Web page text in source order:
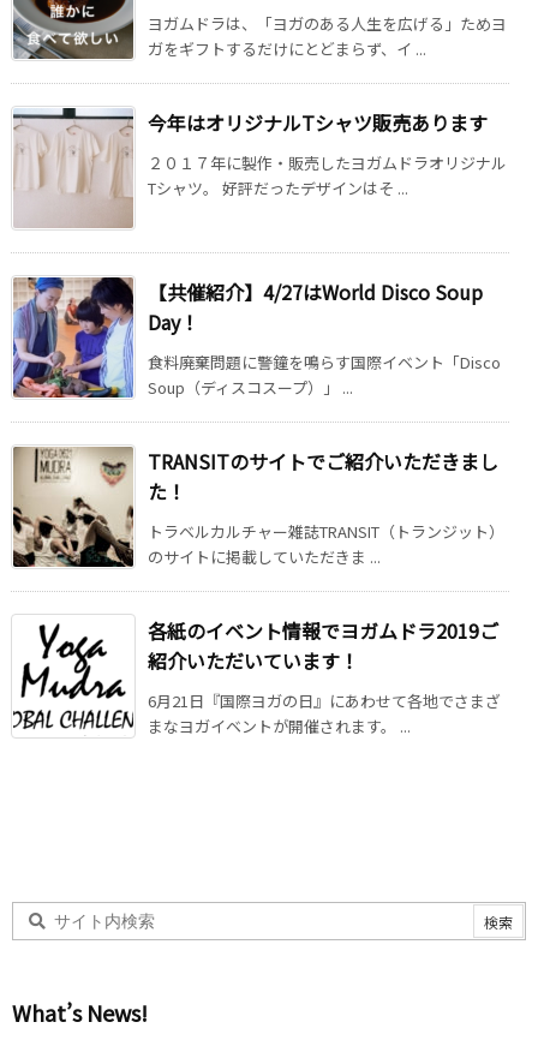
ヨガムドラは、「ヨガのある人生を広げる」ためヨ
ガをギフトするだけにとどまらず、イ ...
今年はオリジナルTシャツ販売あります
２０１７年に製作・販売したヨガムドラオリジナル
Tシャツ。 好評だったデザインはそ ...
【共催紹介】4/27はWorld Disco Soup
Day！
食料廃棄問題に警鐘を鳴らす国際イベント「Disco
Soup（ディスコスープ）」 ...
TRANSITのサイトでご紹介いただきまし
た！
トラベルカルチャー雑誌TRANSIT（トランジット）
のサイトに掲載していただきま ...
各紙のイベント情報でヨガムドラ2019ご
紹介いただいています！
6月21日『国際ヨガの日』にあわせて各地でさまざ
まなヨガイベントが開催されます。 ...
What’s News!